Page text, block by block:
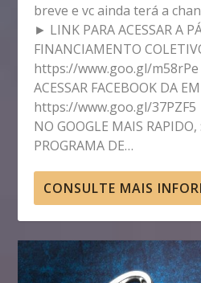
breve e vc ainda terá a
► LINK PARA ACESSAR A
FINANCIAMENTO
https://www.goo.gl/
ACESSAR FACEBOOK DA
https://www.goo.gl/37PZF5
NO GOOGLE MAIS
PROGRAMA DE…
CONSULTE MAIS